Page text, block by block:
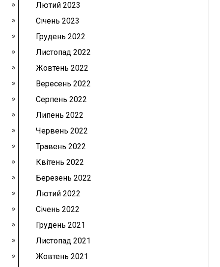
Лютий 2023
Січень 2023
Грудень 2022
Листопад 2022
Жовтень 2022
Вересень 2022
Серпень 2022
Липень 2022
Червень 2022
Травень 2022
Квітень 2022
Березень 2022
Лютий 2022
Січень 2022
Грудень 2021
Листопад 2021
Жовтень 2021